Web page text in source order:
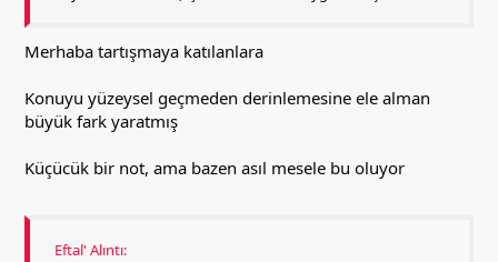
Merhaba tartışmaya katılanlara
Konuyu yüzeysel geçmeden derinlemesine ele alman
büyük fark yaratmış
Küçücük bir not, ama bazen asıl mesele bu oluyor
Eftal' Alıntı: